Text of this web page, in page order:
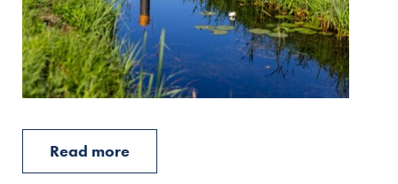
Read more
Read more
Read more